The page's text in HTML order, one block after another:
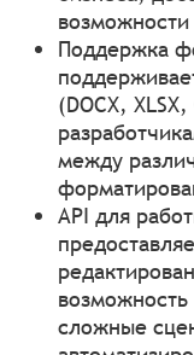
Поддержка
(DOCX,
между
API для
возможность
сложные